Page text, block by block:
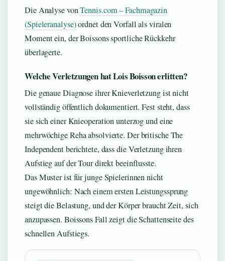
Die Analyse vonTennis.com – Fachmagazin
(Spieleranalyse)ordnet den Vorfall als viralen
Moment ein, der Boissons sportliche Rückkehr
überlagerte.
Welche Verletzungen hat Lois Boisson erlitten?
Die genaue Diagnose ihrer Knieverletzung ist nicht
vollständig öffentlich dokumentiert. Fest steht, dass
sie sich einer Knieoperation unterzog und eine
mehrwöchige Reha absolvierte. Der britische The
Independent berichtete, dass die Verletzung ihren
Aufstieg auf der Tour direkt beeinflusste.
Das Muster ist für junge Spielerinnen nicht
ungewöhnlich: Nach einem ersten Leistungssprung
steigt die Belastung, und der Körper braucht Zeit, sich
anzupassen. Boissons Fall zeigt die Schattenseite des
schnellen Aufstiegs.